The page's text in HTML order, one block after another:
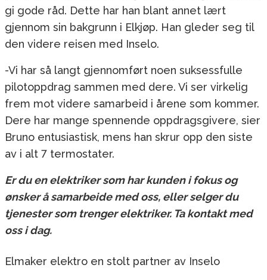
gi gode råd. Dette har han blant annet lært
gjennom sin bakgrunn i Elkjøp. Han gleder seg til
den videre reisen med Inselo.
-Vi har så langt gjennomført noen suksessfulle
pilotoppdrag sammen med dere. Vi ser virkelig
frem mot videre samarbeid i årene som kommer.
Dere har mange spennende oppdragsgivere, sier
Bruno entusiastisk, mens han skrur opp den siste
av i alt 7 termostater.
Er du en elektriker som har kunden i fokus og
ønsker å samarbeide med oss, eller selger du
tjenester som trenger elektriker. Ta kontakt med
oss i dag.
Elmaker elektro en stolt partner av Inselo